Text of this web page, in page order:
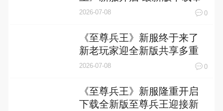
上
2026-07-08 0
《至尊兵王》新服终于来了
新老玩家迎全新版共享多重
礼包
2026-07-08 0
《至尊兵王》新服隆重开启
下载全新版至尊兵王迎接新